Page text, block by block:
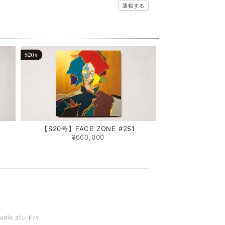
通報する
【S20号】FACE ZONE #251
¥660,000
ボンドバ